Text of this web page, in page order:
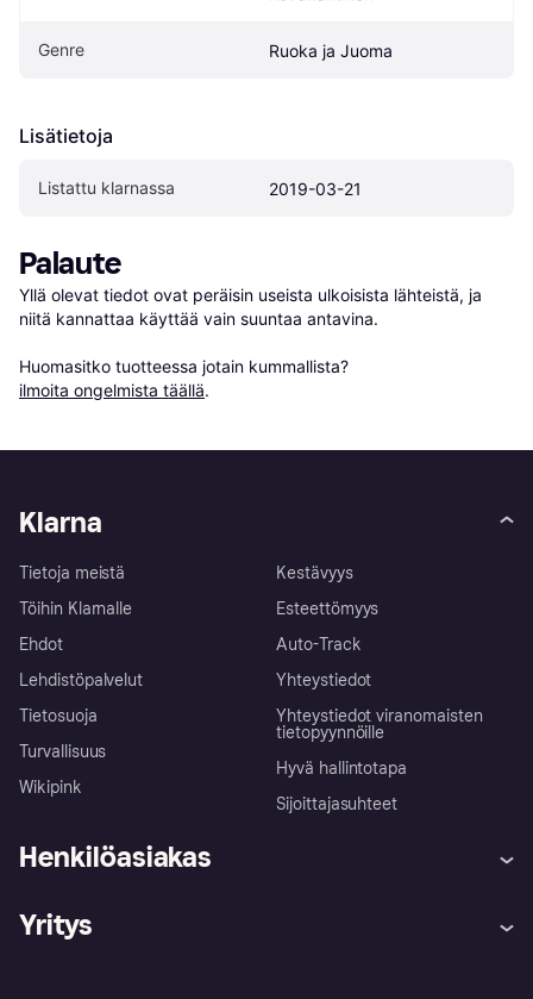
Genre Ruoka ja Juoma
Lisätietoja
Listattu klarnassa 2019-03-21
Palaute
Yllä olevat tiedot ovat peräisin useista ulkoisista lähteistä, ja
niitä kannattaa käyttää vain suuntaa antavina.
Huomasitko tuotteessa jotain kummallista?
ilmoita ongelmista täällä.
Klarna
Tietoja meistä
Töihin Klarnalle
Ehdot
Lehdistöpalvelut
Tietosuoja
Turvallisuus
Wikipink
Kestävyys
Esteettömyys
Auto-Track
Yhteystiedot
Yhteystiedot viranomaisten
tietopyynnöille
Hyvä hallintotapa
Sijoittajasuhteet
Henkilöasiakas
Ohje
Kirjaudu sisään
Yritys